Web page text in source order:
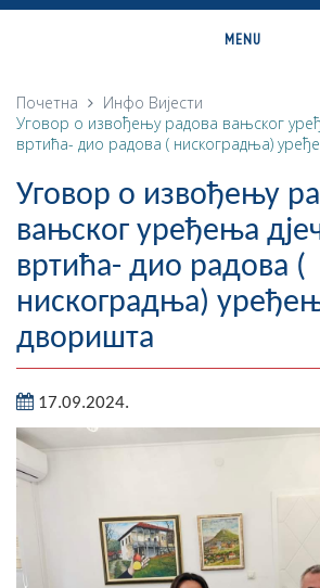
MENU
О ОПШТИНИ
Историја
Географија
Насељена мјеста
Занимљивости
Фотогалерија
О Начелнику
Извјештај о раду начелника
СКУПШТИНА
Почетна Инфо Вијести
Уговор о извођењу радова вањског
вртића- дио радова ( нискоградња)
Уговор о извођењу
вањског уређења
вртића- дио радова (
нискоградња)
дворишта
17.09.2024.